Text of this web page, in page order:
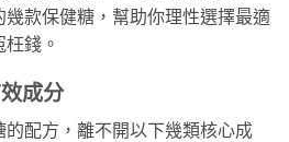
款保健糖，幫助你理性選擇最適
錢。
成分
配方，離不開以下幾類核心成